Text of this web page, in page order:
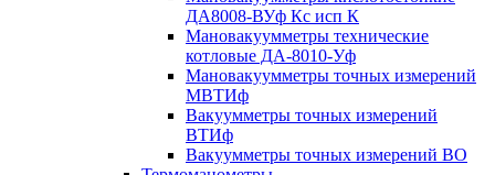
ДА8008-ВУф Кс исп К
Мановакуумметры технические
котловые ДА-8010-Уф
Мановакуумметры точных измерений
МВТИф
Вакуумметры точных измерений
ВТИф
Вакуумметры точных измерений ВО